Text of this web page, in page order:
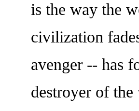
is the way the
civilization
avenger -- has
destroyer of